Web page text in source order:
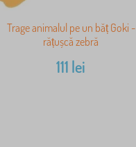
Trage animalul pe un băț Goki -
rățușcă zebră
111 lei